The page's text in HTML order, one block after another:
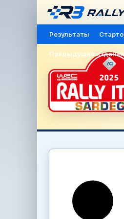
Результаты
Предыдущие издания